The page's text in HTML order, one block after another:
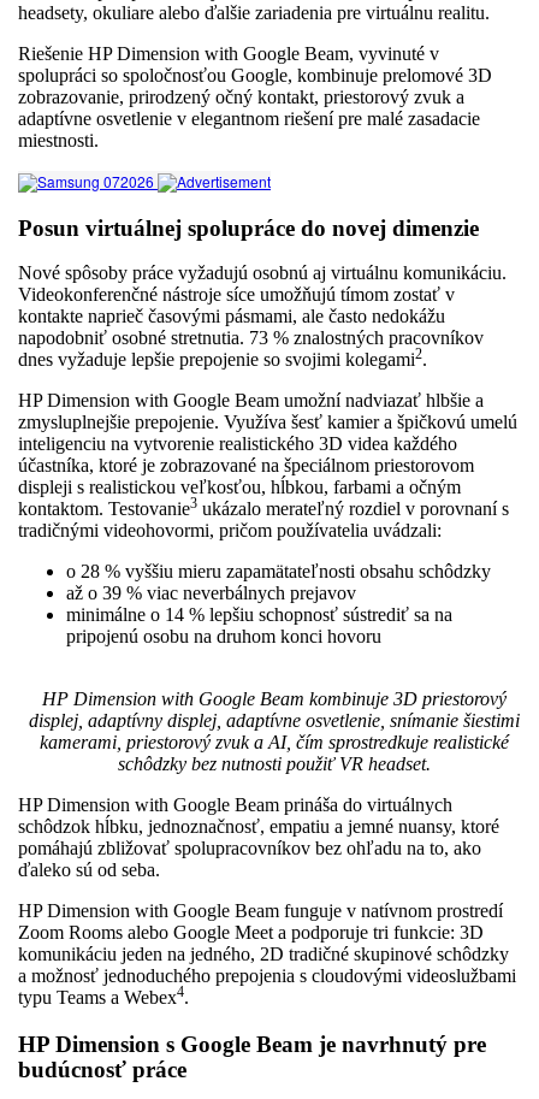
headsety, okuliare alebo ďalšie zariadenia pre virtuálnu realitu.
Riešenie HP Dimension with Google Beam, vyvinuté v
spolupráci so spoločnosťou Google, kombinuje prelomové 3D
zobrazovanie, prirodzený očný kontakt, priestorový zvuk a
adaptívne osvetlenie v elegantnom riešení pre malé zasadacie
miestnosti.
Posun virtuálnej spolupráce do novej dimenzie
Nové spôsoby práce vyžadujú osobnú aj virtuálnu komunikáciu.
Videokonferenčné nástroje síce umožňujú tímom zostať v
kontakte naprieč časovými pásmami, ale často nedokážu
napodobniť osobné stretnutia. 73 % znalostných pracovníkov
dnes vyžaduje lepšie prepojenie so svojimi kolegami2.
HP Dimension with Google Beam umožní nadviazať hlbšie a
zmysluplnejšie prepojenie. Využíva šesť kamier a špičkovú umelú
inteligenciu na vytvorenie realistického 3D videa každého
účastníka, ktoré je zobrazované na špeciálnom priestorovom
displeji s realistickou veľkosťou, hĺbkou, farbami a očným
kontaktom. Testovanie3 ukázalo merateľný rozdiel v porovnaní s
tradičnými videohovormi, pričom používatelia uvádzali:
o 28 % vyššiu mieru zapamätateľnosti obsahu schôdzky
až o 39 % viac neverbálnych prejavov
minimálne o 14 % lepšiu schopnosť sústrediť sa na
pripojenú osobu na druhom konci hovoru
HP Dimension with Google Beam kombinuje 3D priestorový
displej, adaptívny displej, adaptívne osvetlenie, snímanie šiestimi
kamerami, priestorový zvuk a AI, čím sprostredkuje realistické
schôdzky bez nutnosti použiť VR headset.
HP Dimension with Google Beam prináša do virtuálnych
schôdzok hĺbku, jednoznačnosť, empatiu a jemné nuansy, ktoré
pomáhajú zbližovať spolupracovníkov bez ohľadu na to, ako
ďaleko sú od seba.
HP Dimension with Google Beam funguje v natívnom prostredí
Zoom Rooms alebo Google Meet a podporuje tri funkcie: 3D
komunikáciu jeden na jedného, ​​2D tradičné skupinové schôdzky
a možnosť jednoduchého prepojenia s cloudovými videoslužbami
typu Teams a Webex4.
HP Dimension s Google Beam je navrhnutý pre
budúcnosť práce